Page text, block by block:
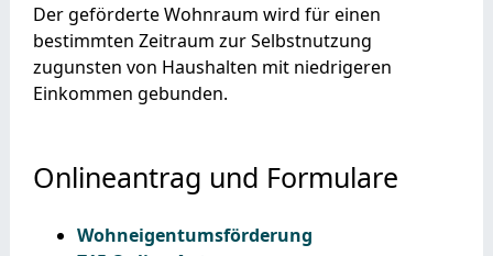
Der geförderte Wohnraum wird für einen
bestimmten Zeitraum zur Selbstnutzung
zugunsten von Haushalten mit niedrigeren
Einkommen gebunden.
Onlineantrag und Formulare
Wohneigentumsförderung